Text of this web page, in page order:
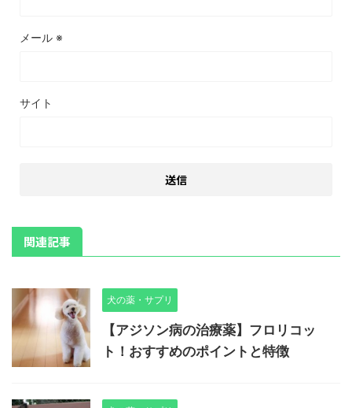
メール ※
サイト
関連記事
犬の薬・サプリ
【アジソン病の治療薬】フロリコッ
ト！おすすめのポイントと特徴